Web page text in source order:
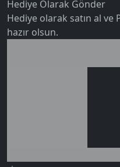
Hediye Olarak Gönder
Hediye olarak satın al ve
hazır olsun.